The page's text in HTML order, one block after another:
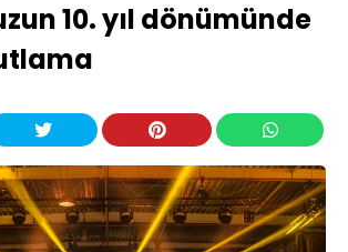
10. yıl dönümünde